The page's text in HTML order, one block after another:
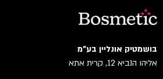
בושמטיק אונליין בע"מ
אליהו הנביא 12, קרית אתא